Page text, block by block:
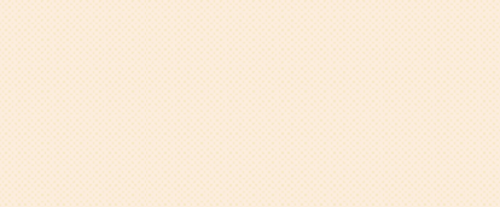
2026年4月
2026年3月
2026年2月
2026年1月